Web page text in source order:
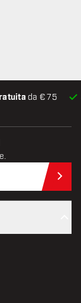
da € 75
non disponibile